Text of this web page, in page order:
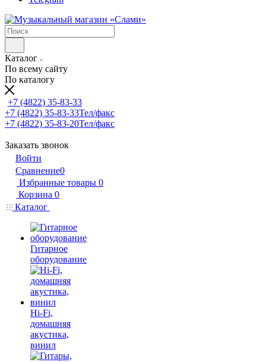
Каталог
По всему сайту
По каталогу
+7 (4822) 35-83-33
+7 (4822) 35-83-33Тел/факс
+7 (4822) 35-83-20Тел/факс
Заказать звонок
Войти
Сравнение0
Избранные товары 0
Корзина 0
Каталог
Гитарное
оборудование
Hi-Fi,
домашняя
акустика,
винил